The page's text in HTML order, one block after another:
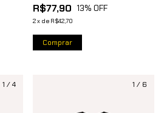
R$77,90 13% OFF
2x de R$42,70
Comprar
1 /4 1 / 6